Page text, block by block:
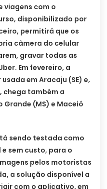
viagens com o
disponibilizado por
permitirá que os
câmera do celular
gravar todas as
Em fevereiro, a
em Aracaju (SE) e,
chega também a
Grande (MS) e Maceió
sendo testada como
sem custo, para o
pelos motoristas
a solução disponível a
com o aplicativo, em